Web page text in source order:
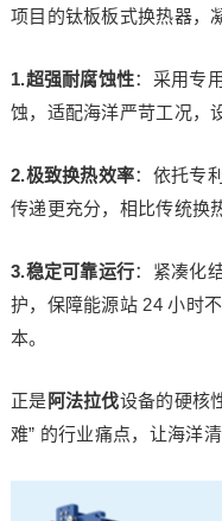
项目的钛板板式换热器，
1.超强耐腐蚀性：采用专
蚀，适配海洋严苛工况，
2.极致换热效率：依托专
传递更充分，相比传统换
3.稳定可靠运行：紧凑化
护，保障能源站 24 小时
本。
正是阿法拉伐设备的硬核
难” 的行业痛点，让海洋